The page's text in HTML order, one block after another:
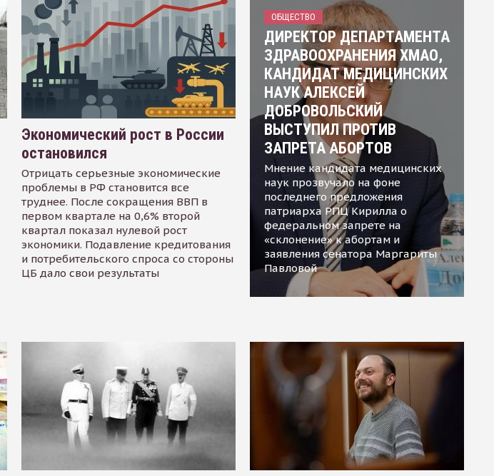
Экономический рост в России
остановился
Отрицать серьезные экономические
проблемы в РФ становится все
труднее. После сокращения ВВП в
первом квартале на 0,6% второй
квартал показал нулевой рост
экономики. Подавление кредитования
и потребительского спроса со стороны
ЦБ дало свои результаты
ОБЩЕСТВО
ДИРЕКТОР ДЕПАРТАМЕНТА
ЗДРАВООХРАНЕНИЯ ХМАО,
КАНДИДАТ МЕДИЦИНСКИХ
НАУК АЛЕКСЕЙ
ДОБРОВОЛЬСКИЙ
ВЫСТУПИЛ ПРОТИВ
ЗАПРЕТА АБОРТОВ
Мнение кандидата медицинских
наук прозвучало на фоне
последнего предложения
патриарха РПЦ Кирилла о
федеральном запрете на
«склонение» к абортам и
заявления сенатора Маргариты
Павловой